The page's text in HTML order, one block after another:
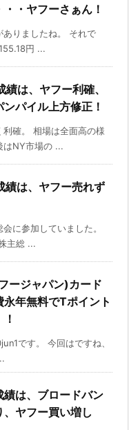
・ヤフーさぁん！
りましたね。 それで
円 ...
は、ヤフー利確、
パイル上方修正！
確。 相場は全面高の様
はNY市場の ...
は、ヤフー売れず
に参加していました。
主総 ...
ージャパン)カード
年無料でTポイント
です。 今回はですね、
は、ブロードバン
、ヤフー買い増し